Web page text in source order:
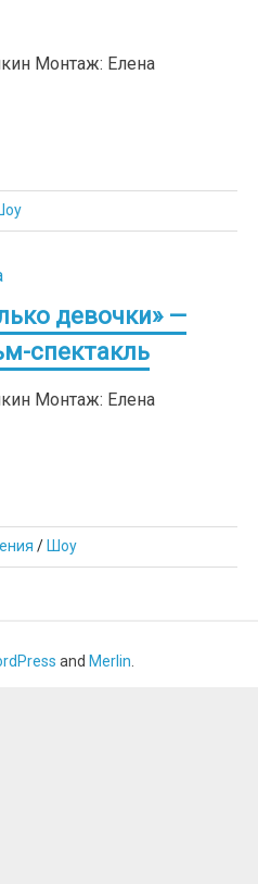
Монтаж: Елена
девочки» —
спектакль
Монтаж: Елена
/ Шоу
and Merlin.